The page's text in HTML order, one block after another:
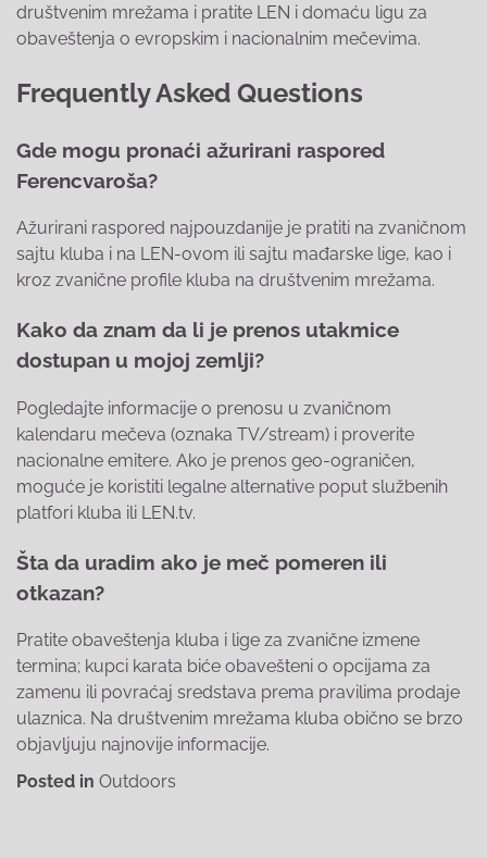
društvenim mrežama i pratite LEN i domaću ligu za
obaveštenja o evropskim i nacionalnim mečevima.
Frequently Asked Questions
Gde mogu pronaći ažurirani raspored
Ferencvaroša?
Ažurirani raspored najpouzdanije je pratiti na zvaničnom
sajtu kluba i na LEN-ovom ili sajtu mađarske lige, kao i
kroz zvanične profile kluba na društvenim mrežama.
Kako da znam da li je prenos utakmice
dostupan u mojoj zemlji?
Pogledajte informacije o prenosu u zvaničnom
kalendaru mečeva (oznaka TV/stream) i proverite
nacionalne emitere. Ako je prenos geo-ograničen,
moguće je koristiti legalne alternative poput službenih
platfori kluba ili LEN.tv.
Šta da uradim ako je meč pomeren ili
otkazan?
Pratite obaveštenja kluba i lige za zvanične izmene
termina; kupci karata biće obavešteni o opcijama za
zamenu ili povraćaj sredstava prema pravilima prodaje
ulaznica. Na društvenim mrežama kluba obično se brzo
objavljuju najnovije informacije.
Posted in Outdoors